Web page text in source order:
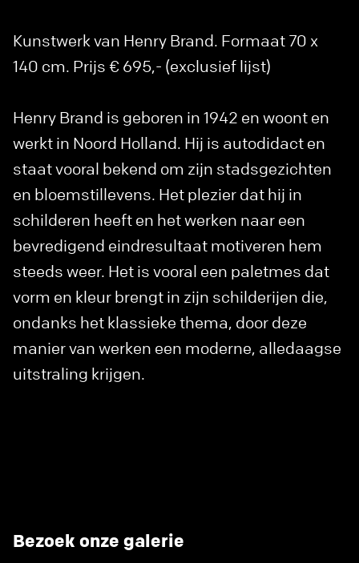
Kunstwerk van Henry Brand. Formaat 70 x
140 cm. Prijs € 695,- (exclusief lijst)
Henry Brand is geboren in 1942 en woont en
werkt in Noord Holland. Hij is autodidact en
staat vooral bekend om zijn stadsgezichten
en bloemstillevens. Het plezier dat hij in
schilderen heeft en het werken naar een
bevredigend eindresultaat motiveren hem
steeds weer. Het is vooral een paletmes dat
vorm en kleur brengt in zijn schilderijen die,
ondanks het klassieke thema, door deze
manier van werken een moderne, alledaagse
uitstraling krijgen.
Bezoek onze galerie